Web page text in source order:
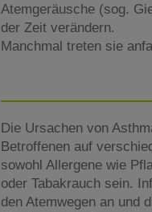
Atemgeräusche (sog.
der Zeit verändern.
Manchmal treten sie
Die Ursachen von
Betroffenen auf
sowohl Allergene wie
oder Tabakrauch sein.
den Atemwegen an und